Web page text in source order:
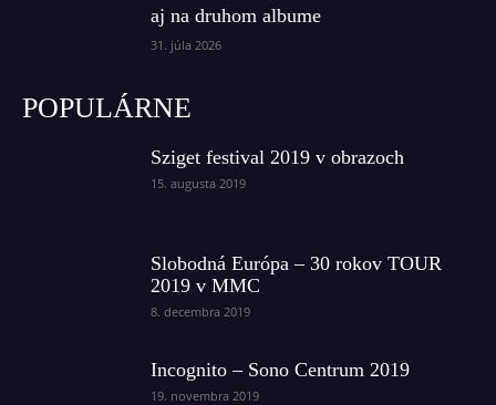
aj na druhom albume
31. júla 2026
POPULÁRNE
Sziget festival 2019 v obrazoch
15. augusta 2019
Slobodná Európa – 30 rokov TOUR
2019 v MMC
8. decembra 2019
Incognito – Sono Centrum 2019
19. novembra 2019